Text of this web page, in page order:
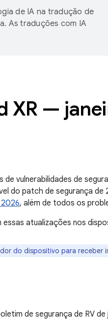
de IA na tradução de
As traduções com IA
XR —
vulnerabilidades de
do patch de segurança
, além de todos os
atualizações nos
do dispositivo para receber
de segurança de RV